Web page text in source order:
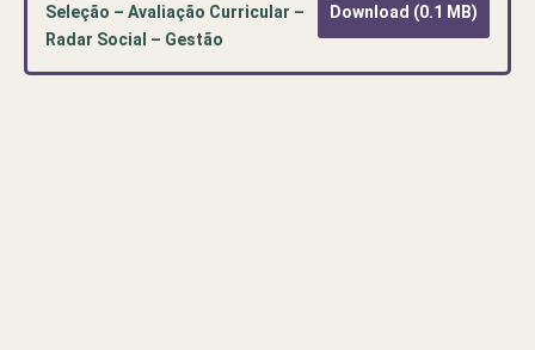
Seleção – Avaliação Curricular –
Radar Social – Gestão
Download (0.1 MB)